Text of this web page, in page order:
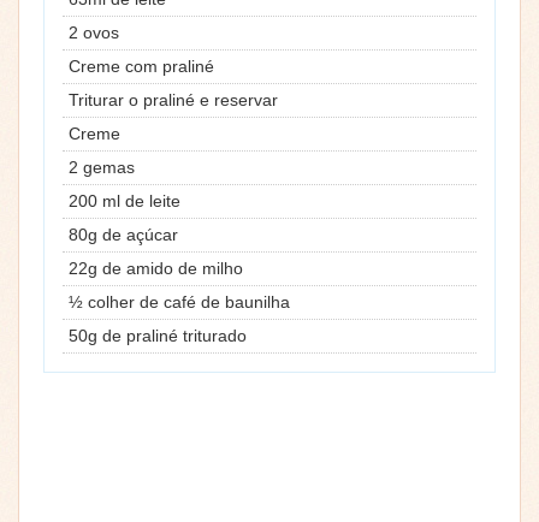
2 ovos
Creme com praliné
Triturar o praliné e reservar
Creme
2 gemas
200 ml de leite
80g de açúcar
22g de amido de milho
½ colher de café de baunilha
50g de praliné triturado